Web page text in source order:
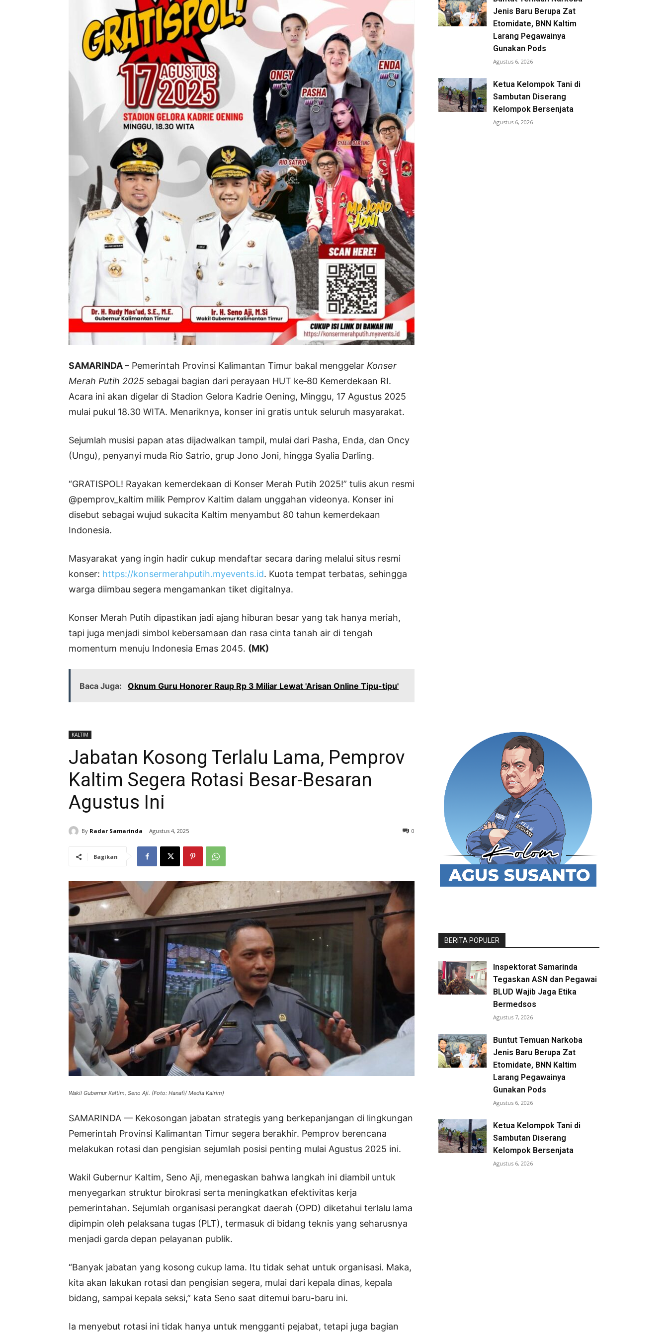
SAMARINDA– Pemerintah Provinsi Kalimantan Timur bakal menggelar Konser
Merah Putih 2025 sebagai bagian dari perayaan HUT ke‑80 Kemerdekaan RI.
Acara ini akan digelar di Stadion Gelora Kadrie Oening, Minggu, 17 Agustus 2025
mulai pukul 18.30 WITA. Menariknya, konser ini gratis untuk seluruh masyarakat.
Sejumlah musisi papan atas dijadwalkan tampil, mulai dari Pasha, Enda, dan Oncy
(Ungu), penyanyi muda Rio Satrio, grup Jono Joni, hingga Syalia Darling.
“GRATISPOL! Rayakan kemerdekaan di Konser Merah Putih 2025!” tulis akun resmi
@pemprov_kaltim milik Pemprov Kaltim dalam unggahan videonya. Konser ini
disebut sebagai wujud sukacita Kaltim menyambut 80 tahun kemerdekaan
Indonesia.
Masyarakat yang ingin hadir cukup mendaftar secara daring melalui situs resmi
konser: https://konsermerahputih.myevents.id. Kuota tempat terbatas, sehingga
warga diimbau segera mengamankan tiket digitalnya.
Konser Merah Putih dipastikan jadi ajang hiburan besar yang tak hanya meriah,
tapi juga menjadi simbol kebersamaan dan rasa cinta tanah air di tengah
momentum menuju Indonesia Emas 2045. (MK)
Baca Juga: Oknum Guru Honorer Raup Rp 3 Miliar Lewat 'Arisan Online Tipu-tipu'
Jenis Baru Berupa Zat
Etomidate, BNN Kaltim
Larang Pegawainya
Gunakan Pods
Agustus 6, 2026
Ketua Kelompok Tani di
Sambutan Diserang
Kelompok Bersenjata
Agustus 6, 2026